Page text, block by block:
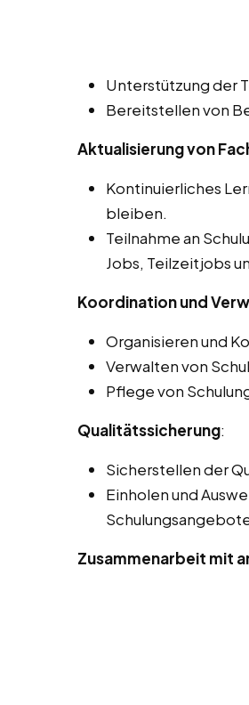
Unterstützung der
Bereitstellen von
Aktualisierung von
Kontinuierliches
bleiben.
Teilnahme an
Jobs, Teilzeitjobs
Koordination und
Organisieren und
Verwalten von
Pflege von
Qualitätssicherung:
Sicherstellen der
Einholen und
Zusammenarbeit mit